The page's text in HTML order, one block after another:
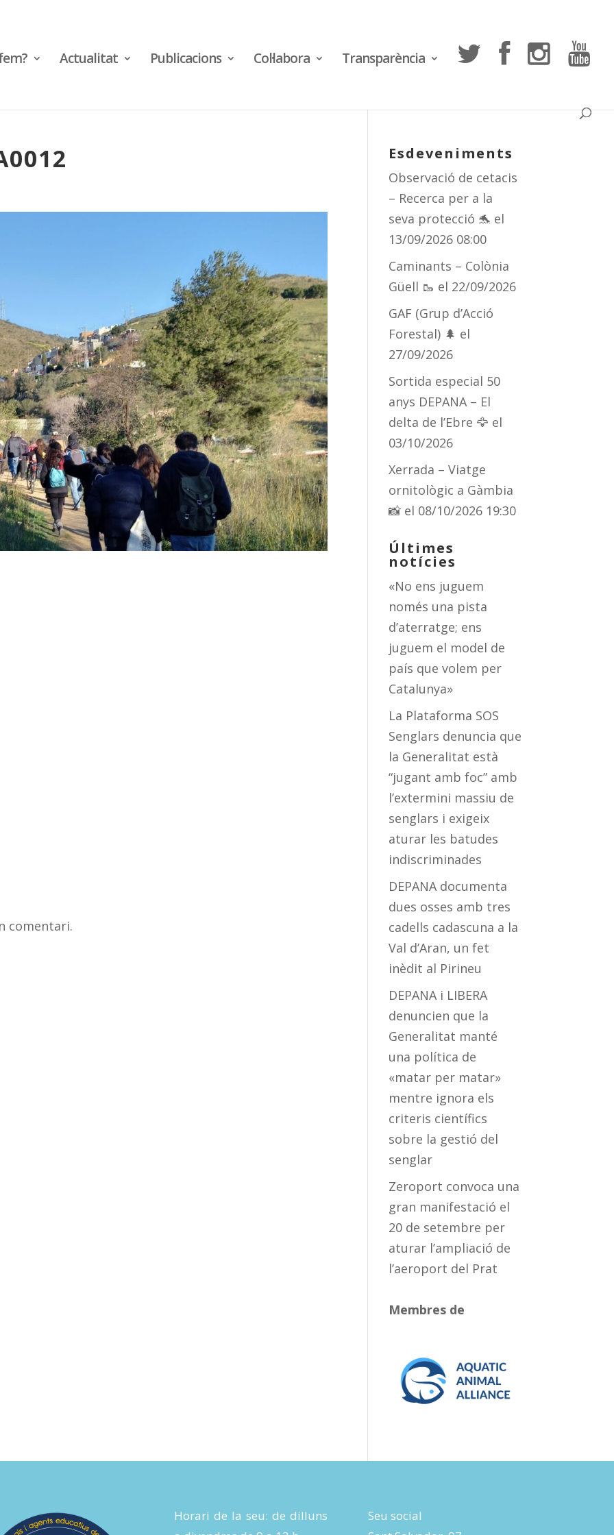
Actualitat Publicacions Col·labora Transparència
comentari.
Esdeveniments
Observació de cetacis
– Recerca per a la
seva protecció 🐬 el
13/09/2026 08:00
Caminants – Colònia
Güell 🥾 el 22/09/2026
GAF (Grup d’Acció
Forestal) 🌲 el
27/09/2026
Sortida especial 50
anys DEPANA – El
delta de l’Ebre 🦅 el
03/10/2026
Xerrada – Viatge
ornitològic a Gàmbia
📸 el 08/10/2026 19:30
Últimes
notícies
«No ens juguem
només una pista
d’aterratge; ens
juguem el model de
país que volem per
Catalunya»
La Plataforma SOS
Senglars denuncia que
la Generalitat està
“jugant amb foc” amb
l’extermini massiu de
senglars i exigeix
aturar les batudes
indiscriminades
DEPANA documenta
dues osses amb tres
cadells cadascuna a la
Val d’Aran, un fet
inèdit al Pirineu
DEPANA i LIBERA
denuncien que la
Generalitat manté
una política de
«matar per matar»
mentre ignora els
criteris científics
sobre la gestió del
senglar
Zeroport convoca una
gran manifestació el
20 de setembre per
aturar l’ampliació de
l’aeroport del Prat
Membres de
Horari de la seu: de dilluns
Seu social